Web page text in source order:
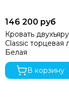
146 200 руб
Кровать
Classic торцевая
Белая
В корзину